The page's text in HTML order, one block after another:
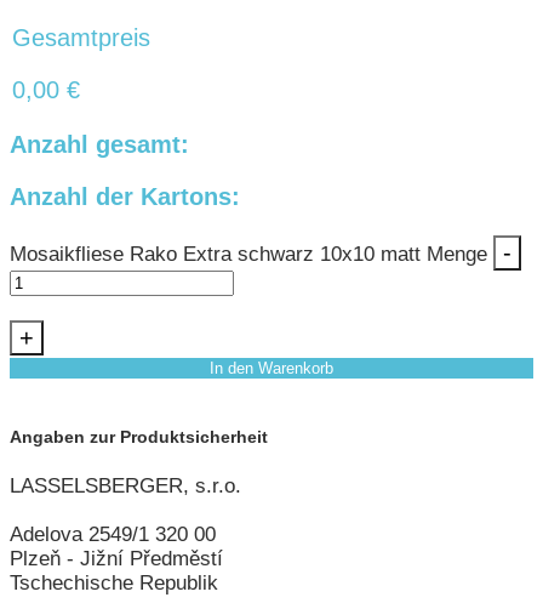
Gesamtpreis
0,00 €
Anzahl gesamt:
Anzahl der Kartons:
Mosaikfliese Rako Extra schwarz 10x10 matt Menge -
+
In den Warenkorb
Angaben zur Produktsicherheit
LASSELSBERGER, s.r.o.
Adelova 2549/1 320 00
Plzeň - Jižní Předměstí
Tschechische Republik